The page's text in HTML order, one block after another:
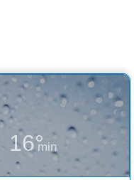
16°
min